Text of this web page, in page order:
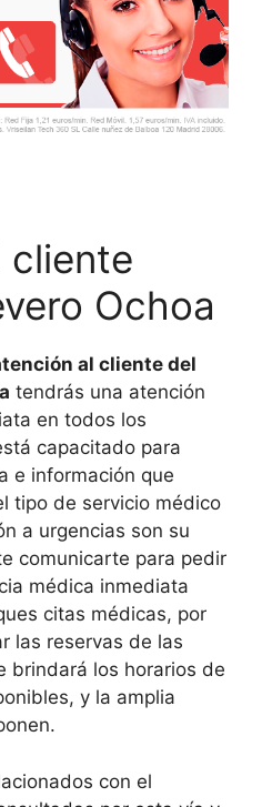
cliente
Ochoa
al cliente del
tendrás una atención
en todos los
capacitado para
e información que
tipo de servicio médico
a urgencias son su
comunicarte para pedir
médica inmediata
citas médicas, por
las reservas de las
brindará los horarios de
y la amplia
con el